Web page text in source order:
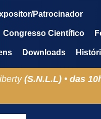
Patrocinador
Congresso Científico
Downloads
(S.N.L.L) • das